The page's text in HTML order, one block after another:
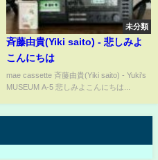
未分類
斉藤由貴(Yiki saito) - 悲しみよ
こんにちは
mae cassette 斉藤由貴(Yiki saito) - Yuki's
MUSEUM A-5 悲しみよこんにちは...